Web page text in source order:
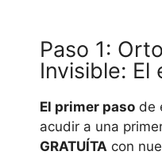
Paso 1:
Invisible: El
El primer paso de
acudir a una
GRATUÍTA con